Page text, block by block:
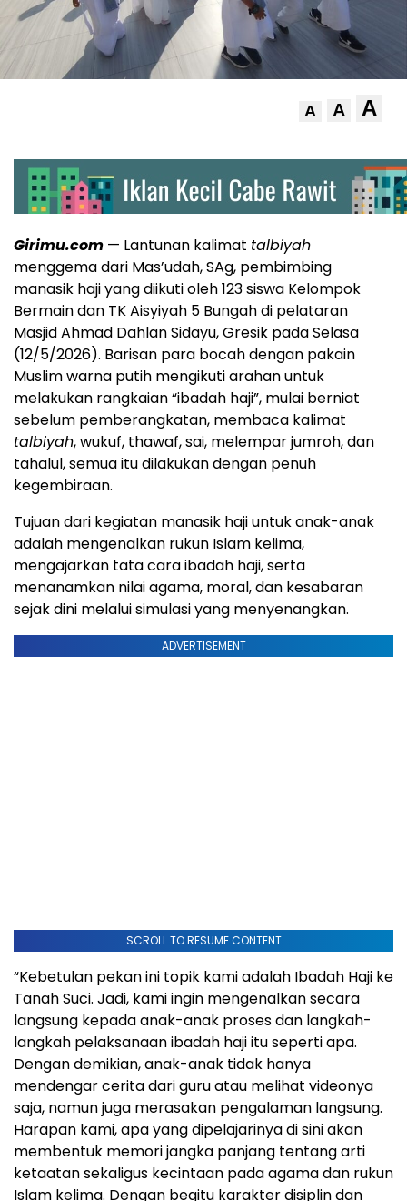
A A A
Girimu.com — Lantunan kalimat talbiyah
menggema dari Mas’udah, SAg, pembimbing
manasik haji yang diikuti oleh 123 siswa Kelompok
Bermain dan TK Aisyiyah 5 Bungah di pelataran
Masjid Ahmad Dahlan Sidayu, Gresik pada Selasa
(12/5/2026). Barisan para bocah dengan pakain
Muslim warna putih mengikuti arahan untuk
melakukan rangkaian “ibadah haji”, mulai berniat
sebelum pemberangkatan, membaca kalimat
talbiyah, wukuf, thawaf, sai, melempar jumroh, dan
tahalul, semua itu dilakukan dengan penuh
kegembiraan.
Tujuan dari kegiatan manasik haji untuk anak-anak
adalah mengenalkan rukun Islam kelima,
mengajarkan tata cara ibadah haji, serta
menanamkan nilai agama, moral, dan kesabaran
sejak dini melalui simulasi yang menyenangkan.
ADVERTISEMENT
SCROLL TO RESUME CONTENT
“Kebetulan pekan ini topik kami adalah Ibadah Haji ke
Tanah Suci. Jadi, kami ingin mengenalkan secara
langsung kepada anak-anak proses dan langkah-
langkah pelaksanaan ibadah haji itu seperti apa.
Dengan demikian, anak-anak tidak hanya
mendengar cerita dari guru atau melihat videonya
saja, namun juga merasakan pengalaman langsung.
Harapan kami, apa yang dipelajarinya di sini akan
membentuk memori jangka panjang tentang arti
ketaatan sekaligus kecintaan pada agama dan rukun
Islam kelima. Dengan begitu karakter disiplin dan